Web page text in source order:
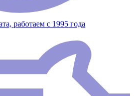
работаем с 1995 года